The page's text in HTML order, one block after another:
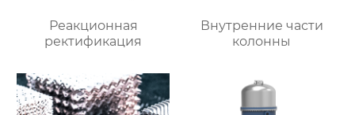
Реакционная
ректификация
Внутренние части
колонны